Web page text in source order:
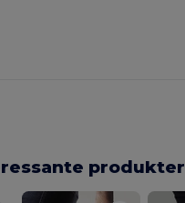
produkter